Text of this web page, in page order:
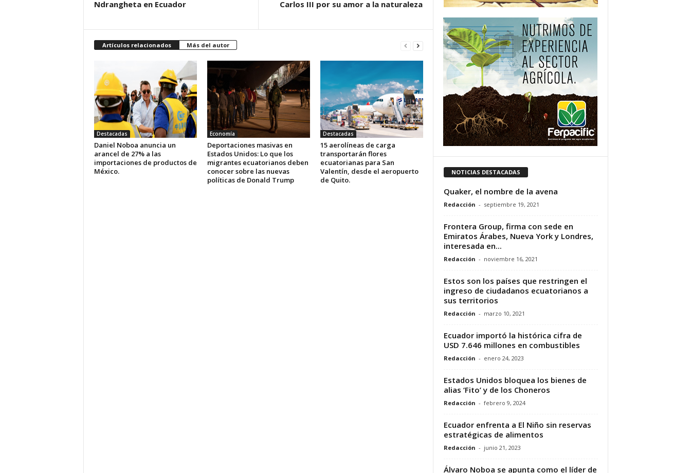
Ndrangheta en Ecuador
Carlos III por su amor a la naturaleza
Artículos relacionados Más del autor
Destacadas
Daniel Noboa anuncia un
arancel de 27% a las
importaciones de productos de
México.
Economía
Deportaciones masivas en
Estados Unidos: Lo que los
migrantes ecuatorianos deben
conocer sobre las nuevas
políticas de Donald Trump
Destacadas
15 aerolíneas de carga
transportarán flores
ecuatorianas para San
Valentín, desde el aeropuerto
de Quito.
NOTICIAS DESTACADAS
Quaker, el nombre de la avena
Redacción - septiembre 19, 2021
Frontera Group, firma con sede en
Emiratos Árabes, Nueva York y Londres,
interesada en...
Redacción - noviembre 16, 2021
Estos son los países que restringen el
ingreso de ciudadanos ecuatorianos a
sus territorios
Redacción - marzo 10, 2021
Ecuador importó la histórica cifra de
USD 7.646 millones en combustibles
Redacción - enero 24, 2023
Estados Unidos bloquea los bienes de
alias ‘Fito’ y de los Choneros
Redacción - febrero 9, 2024
Ecuador enfrenta a El Niño sin reservas
estratégicas de alimentos
Redacción - junio 21, 2023
Álvaro Noboa se apunta como el líder de